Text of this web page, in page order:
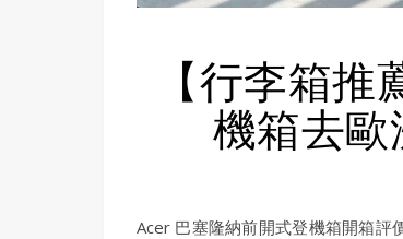
【行李箱
機箱去
Acer 巴塞隆納前開式登機箱開箱評